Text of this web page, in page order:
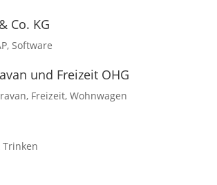
Co. KG
,Software
und Freizeit OHG
, Freizeit,Wohnwagen
Trinken